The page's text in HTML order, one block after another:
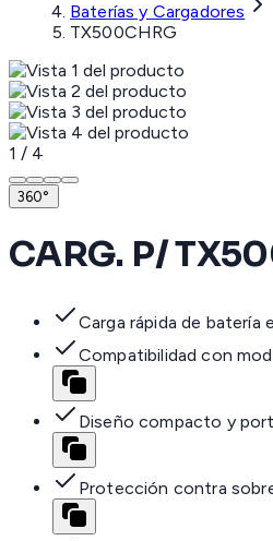
Baterías y Cargadores
TX500CHRG
1 / 4
360°
CARG. P/
Carga rápida de batería
Compatibilidad con
Diseño compacto y
Protección contra